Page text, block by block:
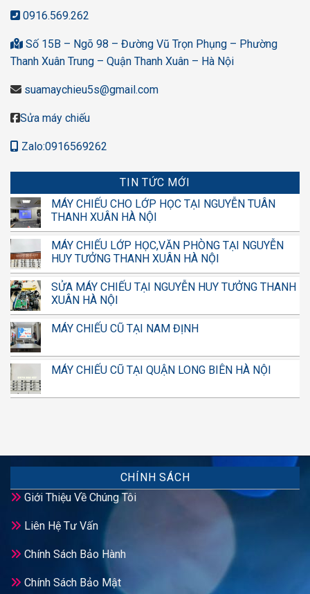
0916.569.262
Số 15B – Ngõ 98 – Đường Vũ Trọn Phụng – Phường
Thanh Xuân Trung – Quận Thanh Xuân – Hà Nội
suamaychieu5s@gmail.com
Sửa máy chiếu
Zalo:0916569262
TIN TỨC MỚI
MÁY CHIẾU CHO LỚP HỌC TẠI NGUYỄN TUÂN
THANH XUÂN HÀ NỘI
MÁY CHIẾU LỚP HỌC,VĂN PHÒNG TẠI NGUYỄN
HUY TƯỞNG THANH XUÂN HÀ NỘI
SỬA MÁY CHIẾU TẠI NGUYỄN HUY TƯỞNG THANH
XUÂN HÀ NỘI
MÁY CHIẾU CŨ TẠI NAM ĐỊNH
MÁY CHIẾU CŨ TẠI QUẬN LONG BIÊN HÀ NỘI
CHÍNH SÁCH
Giới Thiệu Về Chúng Tôi
Liên Hệ Tư Vấn
Chính Sách Bảo Hành
Chính Sách Bảo Mật